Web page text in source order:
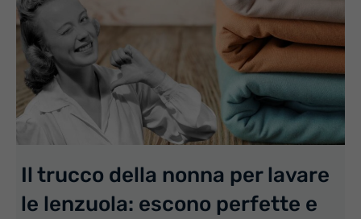
Il trucco della nonna per lavare
le lenzuola: escono perfette e